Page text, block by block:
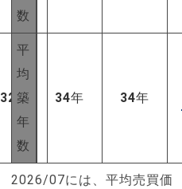
32 年
数
平
均
築
年
数
34年 34年
2026/07には、平均売買価